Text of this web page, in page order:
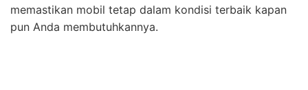
memastikan mobil tetap dalam kondisi terbaik kapan
pun Anda membutuhkannya.